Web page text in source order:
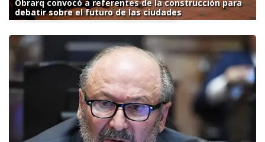
Obrarq convocó a referentes de la construcción para
debatir sobre el futuro de las ciudades